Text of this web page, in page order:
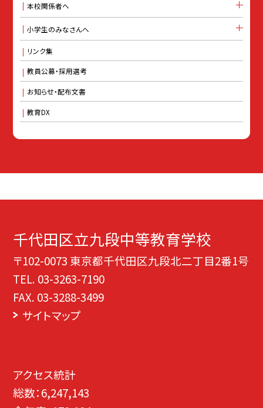
本校関係者へ
小学生のみなさんへ
リンク集
教員公募・採用選考
お知らせ・配布文書
教育DX
千代田区立九段中等教育学校
〒102-0073 東京都千代田区九段北二丁目2番1号
TEL. 03-3263-7190
FAX. 03-3288-3499
サイトマップ
アクセス統計
総数：6,247,143